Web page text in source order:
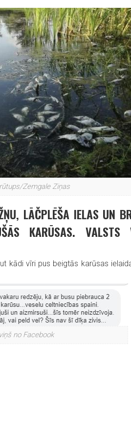
Zemgale Ziņas
LĀČPLĒŠA IELAS UN
KARŪSAS. VALSTS
kādi vīri pus beigtās karūsas
no Facebook